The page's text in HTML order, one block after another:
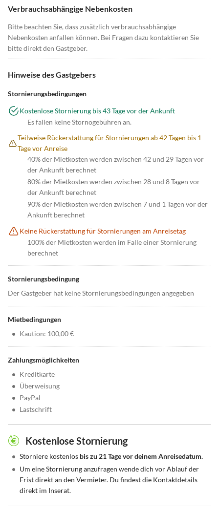
Verbrauchsabhängige Nebenkosten
Bitte beachten Sie, dass zusätzlich verbrauchsabhängige
Nebenkosten anfallen können. Bei Fragen dazu kontaktieren Sie
bitte direkt den Gastgeber.
Hinweise des Gastgebers
Stornierungsbedingungen
Kostenlose Stornierung bis 43 Tage vor der Ankunft
Es fallen keine Stornogebühren an.
Teilweise Rückerstattung für Stornierungen ab 42 Tagen bis 1
Tage vor Anreise
40% der Mietkosten werden zwischen 42 und 29 Tagen vor
der Ankunft berechnet
80% der Mietkosten werden zwischen 28 und 8 Tagen vor
der Ankunft berechnet
90% der Mietkosten werden zwischen 7 und 1 Tagen vor der
Ankunft berechnet
Keine Rückerstattung für Stornierungen am Anreisetag
100% der Mietkosten werden im Falle einer Stornierung
berechnet
Stornierungsbedingung
Der Gastgeber hat keine Stornierungsbedingungen angegeben
Mietbedingungen
• Kaution: 100,00 €
Zahlungsmöglichkeiten
• Kreditkarte
• Überweisung
• PayPal
• Lastschrift
Kostenlose Stornierung
• Storniere kostenlos bis zu 21 Tage vor deinem Anreisedatum.
• Um eine Stornierung anzufragen wende dich vor Ablauf der
Frist direkt an den Vermieter. Du findest die Kontaktdetails
direkt im Inserat.